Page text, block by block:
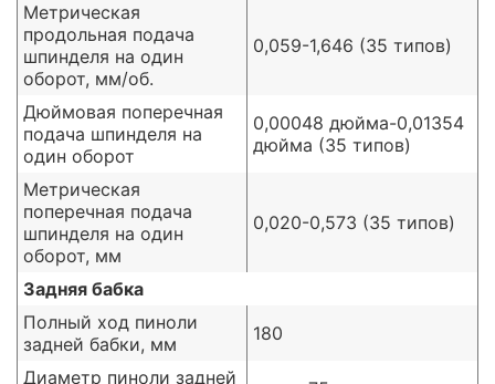
Метрическая
продольная подача
шпинделя на один
оборот, мм/об.
0,059-1,646 (35 типов)
Дюймовая поперечная
подача шпинделя на
один оборот
0,00048 дюйма-0,01354
дюйма (35 типов)
Метрическая
поперечная подача
шпинделя на один
оборот, мм
0,020-0,573 (35 типов)
Задняя бабка
Полный ход пиноли
задней бабки, мм
180
Диаметр пиноли задней